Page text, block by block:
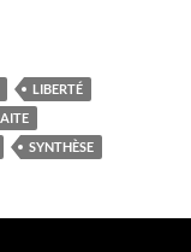
LIBERTÉ
SYNTHÈSE